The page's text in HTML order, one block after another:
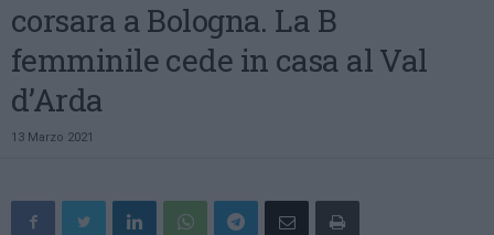
corsara a Bologna. La B
femminile cede in casa al Val
d’Arda
13 Marzo 2021